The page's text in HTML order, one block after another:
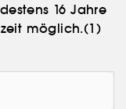
16 Jahre
möglich.(1)